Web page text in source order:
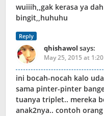
wuiiih,,gak kerasa ya
bingit,,huhuhu
Reply
qhishawol says:
May 25, 2015 at
ini bocah-nocah kalo
sama pinter-pinter
tuanya triplet.. mereka
anak2nya.. contoh